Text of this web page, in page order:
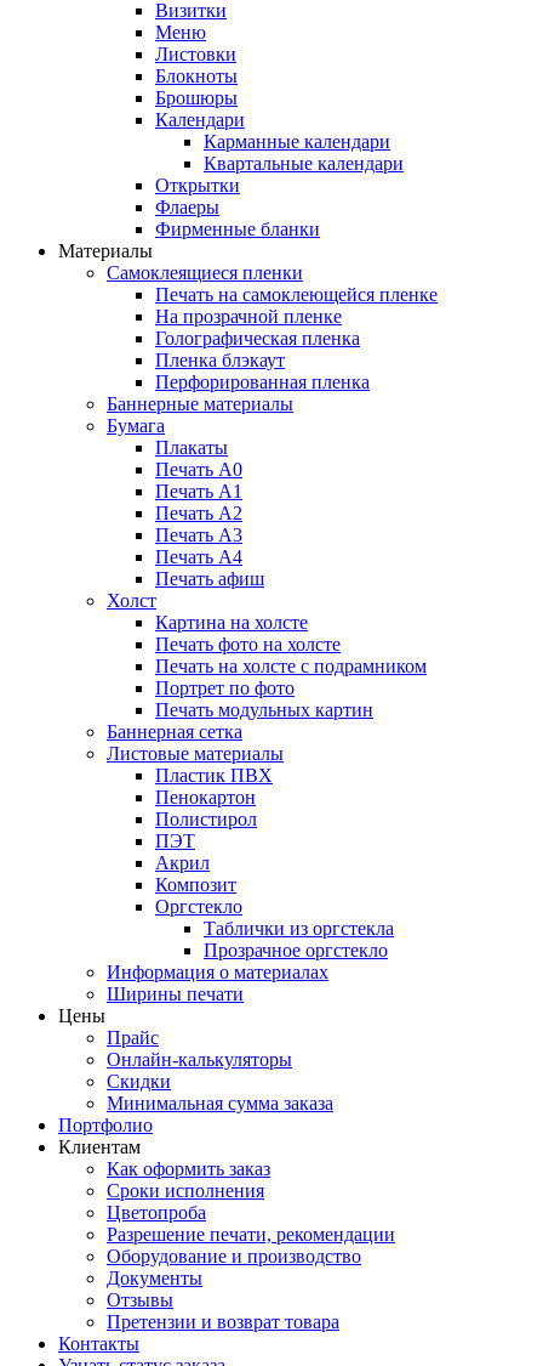
Визитки
Меню
Листовки
Блокноты
Брошюры
Календари
Карманные календари
Квартальные календари
Открытки
Флаеры
Фирменные бланки
Материалы
Самоклеящиеся пленки
Печать на самоклеющейся пленке
На прозрачной пленке
Голографическая пленка
Пленка блэкаут
Перфорированная пленка
Баннерные материалы
Бумага
Плакаты
Печать А0
Печать А1
Печать А2
Печать А3
Печать А4
Печать афиш
Холст
Картина на холсте
Печать фото на холсте
Печать на холсте с подрамником
Портрет по фото
Печать модульных картин
Баннерная сетка
Листовые материалы
Пластик ПВХ
Пенокартон
Полистирол
ПЭТ
Акрил
Композит
Оргстекло
Таблички из оргстекла
Прозрачное оргстекло
Информация о материалах
Ширины печати
Цены
Прайс
Онлайн-калькуляторы
Скидки
Минимальная сумма заказа
Портфолио
Клиентам
Как оформить заказ
Сроки исполнения
Цветопроба
Разрешение печати, рекомендации
Оборудование и производство
Документы
Отзывы
Претензии и возврат товара
Контакты